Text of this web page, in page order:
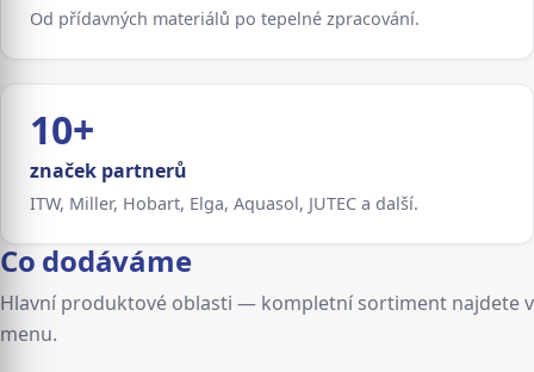
Od přídavných materiálů po tepelné zpracování.
10+
značek partnerů
ITW, Miller, Hobart, Elga, Aquasol, JUTEC a další.
Co dodáváme
Hlavní produktové oblasti — kompletní sortiment najdete v
menu.